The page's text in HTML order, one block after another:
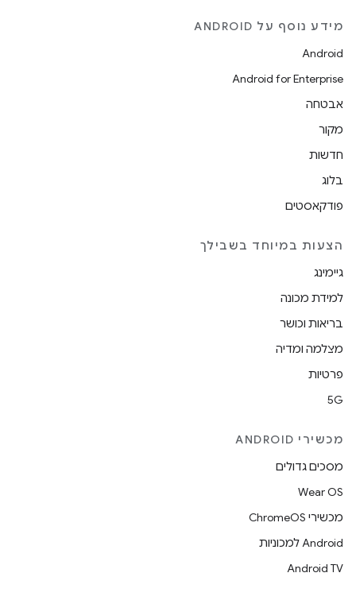
מידע נוסף על ANDROID
Android
Android for Enterprise
אבטחה
מקור
חדשות
בלוג
פודקאסטים
הצעות במיוחד בשבילך
גיימינג
למידת מכונה
בריאות וכושר
מצלמה ומדיה
פרטיות
5G
מכשירי ANDROID
מסכים גדולים
Wear OS
מכשירי ChromeOS
Android למכוניות
Android TV